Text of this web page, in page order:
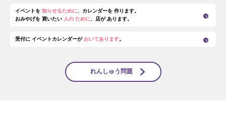
イベントを 知らせるために、カレンダーを 作ります。
おみやげを 買いたい 人の ために、店が あります。
受付に イベントカレンダーが おいてあります。
れんしゅう問題